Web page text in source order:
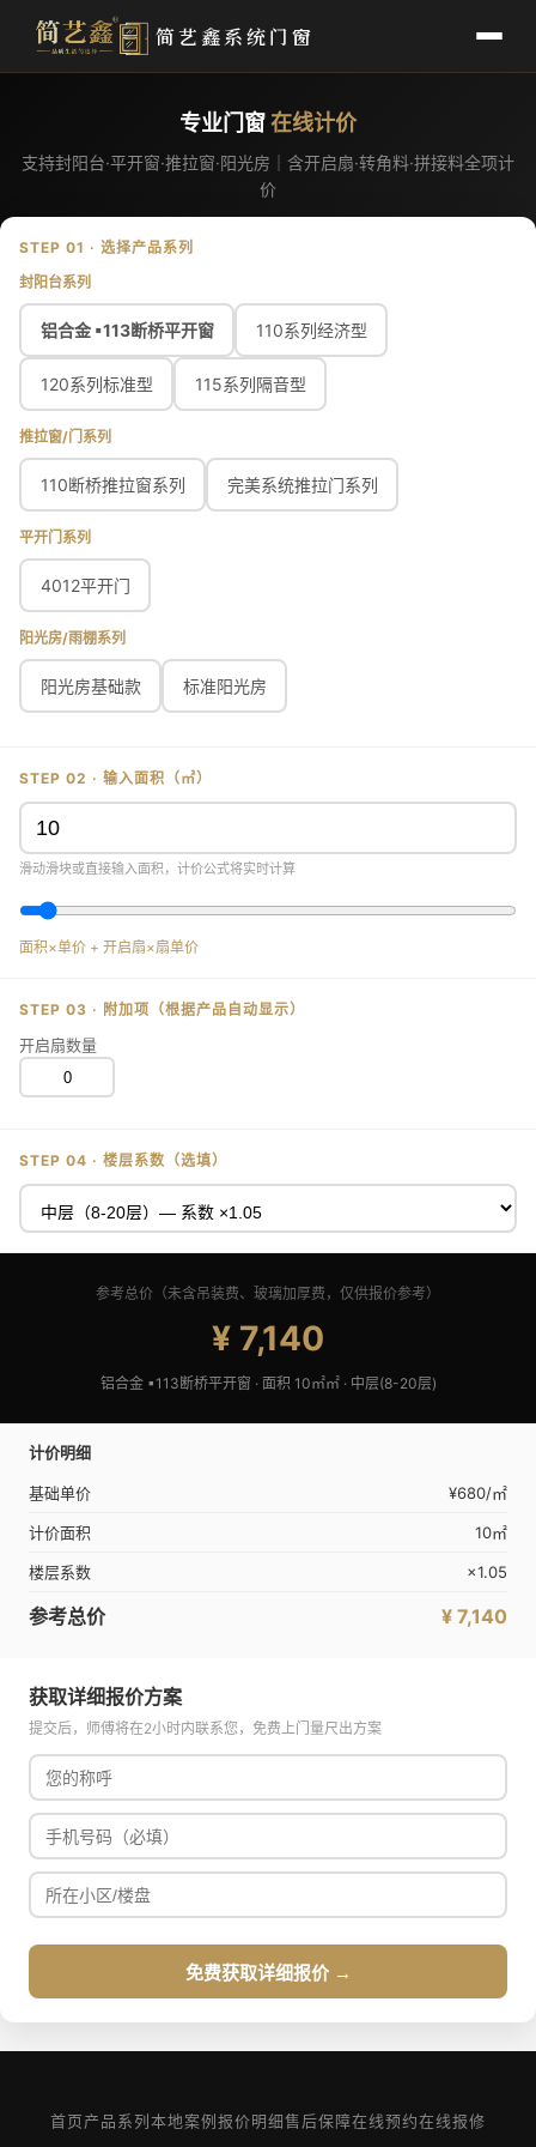
简艺鑫系统门窗
专业门窗在线计价
支持封阳台·平开窗·推拉窗·阳光房｜含开启扇·转角料·拼接料全项计
价
STEP 01 · 选择产品系列
封阳台系列
铝合金 ▪113断桥平开窗 110系列经济型
120系列标准型 115系列隔音型
推拉窗/门系列
110断桥推拉窗系列 完美系统推拉门系列
平开门系列
4012平开门
阳光房/雨棚系列
阳光房基础款 标准阳光房
STEP 02 · 输入面积（㎡）
滑动滑块或直接输入面积，计价公式将实时计算
面积×单价 + 开启扇×扇单价
STEP 03 · 附加项（根据产品自动显示）
开启扇数量
STEP 04 · 楼层系数（选填）
参考总价（未含吊装费、玻璃加厚费，仅供报价参考）
¥ 7,140
铝合金 ▪113断桥平开窗 · 面积 10㎡㎡ · 中层(8-20层)
计价明细
基础单价 ¥680/㎡
计价面积 10㎡
楼层系数 ×1.05
参考总价 ¥ 7,140
获取详细报价方案
提交后，师傅将在2小时内联系您，免费上门量尺出方案
免费获取详细报价 →
首页产品系列 本地案例 报价明细售后保障在线预约在线报修